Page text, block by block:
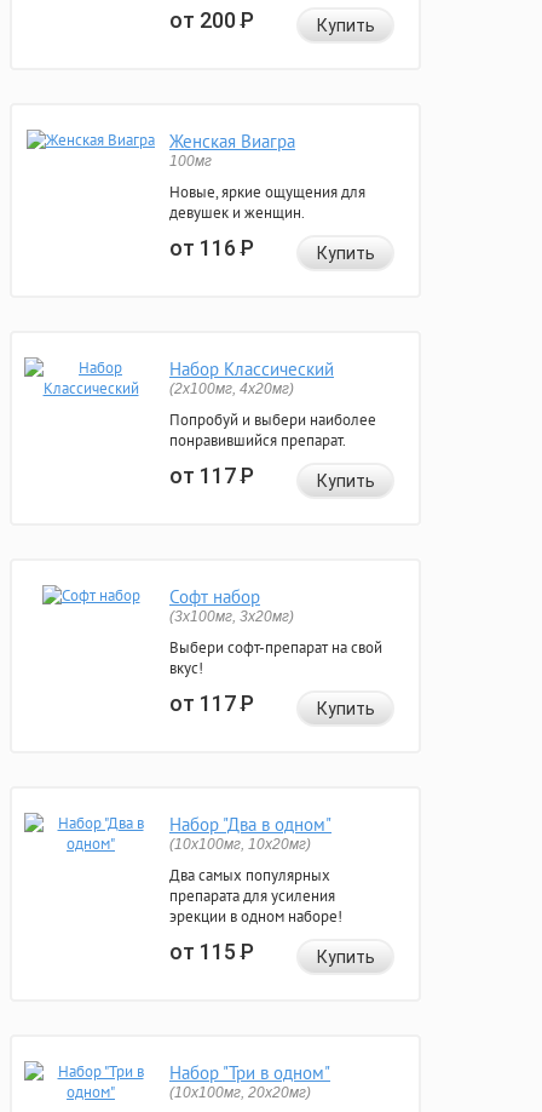
от 200Р Купить
Женская Виагра
100мг
Новые, яркие ощущения для
девушек и женщин.
от 116Р Купить
Набор Классический
(2x100мг, 4x20мг)
Попробуй и выбери наиболее
понравившийся препарат.
от 117Р Купить
Софт набор
(3x100мг, 3x20мг)
Выбери софт-препарат на свой
вкус!
от 117Р Купить
Набор "Два в одном"
(10x100мг, 10x20мг)
Два самых популярных
препарата для усиления
эрекции в одном наборе!
от 115Р Купить
Набор "Три в одном"
(10x100мг, 20x20мг)